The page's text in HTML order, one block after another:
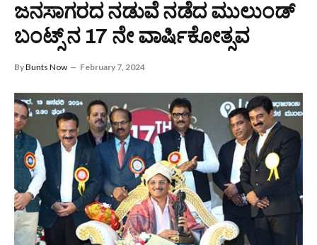
ಜನಸಾಗರದ ನಡುವೆ ನಡೆದ ಮುಲುಂಡ್
ಬಂಟ್ಸ್ ನ 17 ನೇ ವಾರ್ಷಿಕೋತ್ಸವ
ByBunts Now February 7, 2024